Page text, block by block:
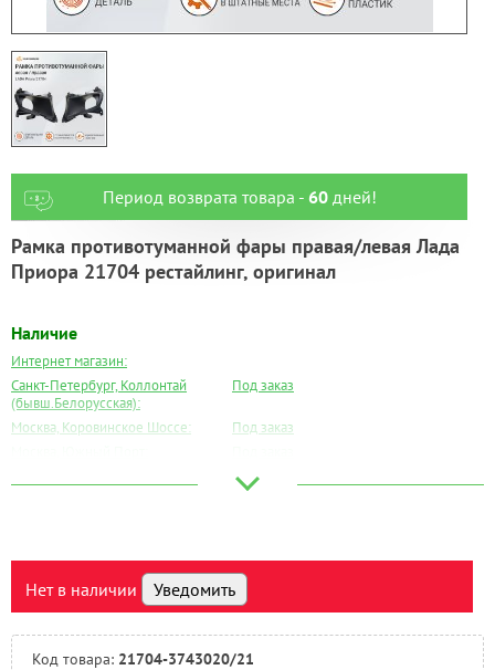
Период возврата товара - 60дней!
Рамка противотуманной фары правая/левая Лада
Приора 21704 рестайлинг, оригинал
Наличие
Интернет магазин:
Санкт-Петербург, Коллонтай
(бывш.Белорусская):
Под заказ
Москва, Коровинское Шоссе:
Под заказ
Под заказ
Под заказ
Тюмень:
Под заказ
Нет в наличии Уведомить
Код товара: 21704-3743020/21